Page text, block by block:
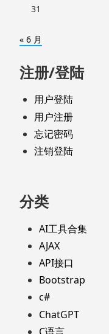
31
« 6 月
注册/登陆
用户登陆
用户注册
忘记密码
注销登陆
分类
AI工具合集
AJAX
API接口
Bootstrap
c#
ChatGPT